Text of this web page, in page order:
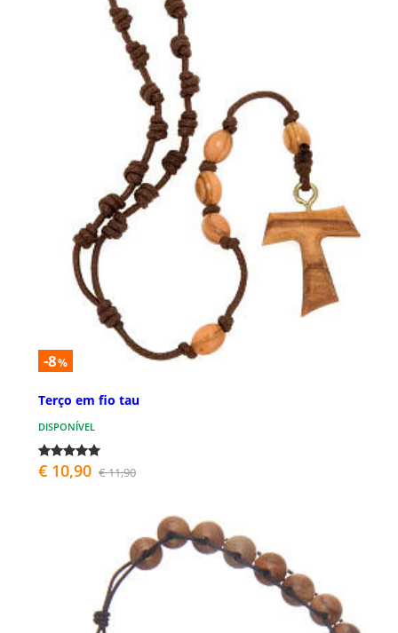
-8%
Terço em fio tau
DISPONÍVEL
€ 10,90 € 11,90